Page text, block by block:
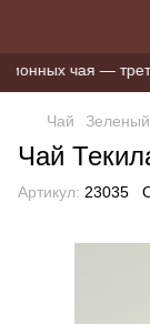
чая —
Чай
Чай
Артикул: 23035